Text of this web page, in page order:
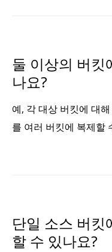
둘 이상의 버킷
나요?
예, 각 대상 버킷에 대
를 여러 버킷에 복제할
단일 소스 버킷
할 수 있나요?